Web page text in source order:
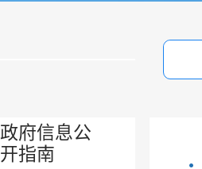
政府信息公
开指南